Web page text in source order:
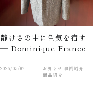
静けさの中に色気を宿す
― Dominique France
2026/03/07 お知らせ 事例紹介
商品紹介